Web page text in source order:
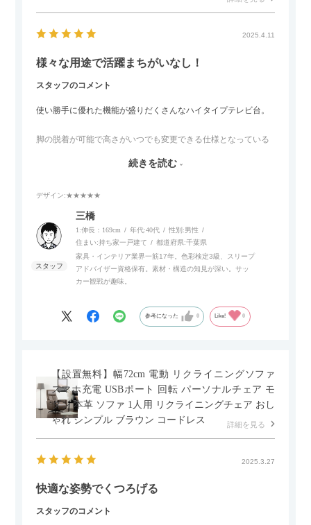
2025.4.11
様々な用途で活躍まちがいなし！
スタッフのコメント
使い勝手に優れた機能が盛りだくさんなハイタイプテレビ台。
脚の脱着が可能で高さがいつでも変更できる仕様となっている
また、補助テーブルとして使用可能なスライドテーブルや収納
内部にもプリンターなどが置けるスライド棚板がついているの
でテレビ台以外にもオフィスなどでの収納家具やリビングでの
サイドボードとして多目的な用途に対応しています。
また、扉は横方向へのスライド式となっているので開閉時のス
ペースを最小限に抑えられ、省スペースでご利用いただけるの
続きを読む
デザイン:★★★★★
三橋
1:伸長：169cm 年代:40代 性別:男性
住まい:持ち家一戸建て 都道府県:千葉県
家具・インテリア業界一筋17年。色彩検定3級、スリープ
アドバイザー資格保有。素材・構造の知見が深い。サッ
カー観戦が趣味。
参考になった 0 Like! 0
【設置無料】幅72cm 電動 リクライニングソファ
スマホ充電 USBポート 回転 パーソナルチェア モ
ダン 本革 ソファ 1人用 リクライニングチェア おし
ゃれ シンプル ブラウン コードレス
詳細を見る
2025.3.27
快適な姿勢でくつろげる
スタッフのコメント